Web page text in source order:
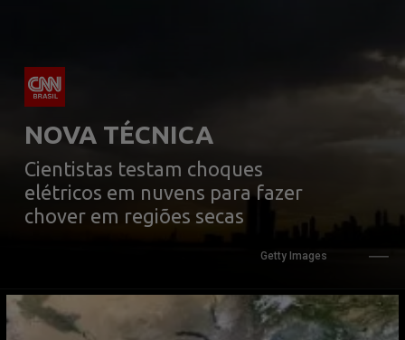
NOVA TÉCNICA
Getty Images
Cientistas testam choques
elétricos em nuvens para fazer
chover em regiões secas